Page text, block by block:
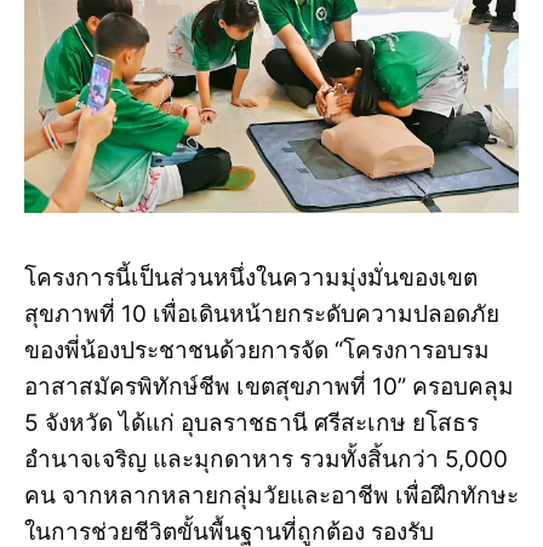
โครงการนี้เป็นส่วนหนึ่งในความมุ่งมั่นของเขต
สุขภาพที่ 10 เพื่อเดินหน้ายกระดับความปลอดภัย
ของพี่น้องประชาชนด้วยการจัด “โครงการอบรม
อาสาสมัครพิทักษ์ชีพ เขตสุขภาพที่ 10” ครอบคลุม
5 จังหวัด ได้แก่ อุบลราชธานี ศรีสะเกษ ยโสธร
อำนาจเจริญ และมุกดาหาร รวมทั้งสิ้นกว่า 5,000
คน จากหลากหลายกลุ่มวัยและอาชีพ เพื่อฝึกทักษะ
ในการช่วยชีวิตขั้นพื้นฐานที่ถูกต้อง รองรับ